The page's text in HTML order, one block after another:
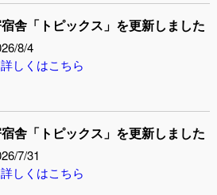
舎「トピックス」を更新しました
8/4
しくはこちら
舎「トピックス」を更新しました
7/31
しくはこちら